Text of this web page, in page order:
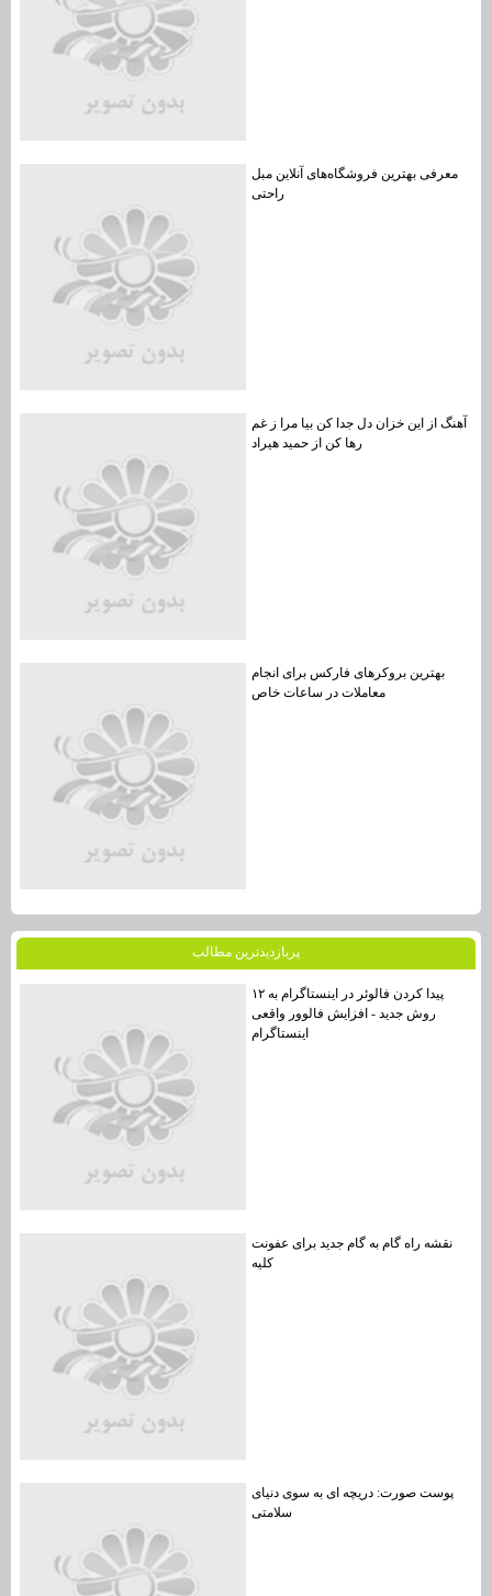
معرفی بهترین فروشگاه‌های آنلاین مبل
راحتی
آهنگ از این خزان دل جدا کن بیا مرا ز غم
رها کن از حمید هیراد
بهترین بروکرهای فارکس برای انجام
معاملات در ساعات خاص
پربازديدترين مطالب
پیدا کردن فالوئر در اینستاگرام به ۱۲
روش جدید - افزایش فالوور واقعی
اینستاگرام
نقشه راه گام به گام جدید برای عفونت
کلیه
پوست صورت: دریچه ای به سوی دنیای
سلامتی